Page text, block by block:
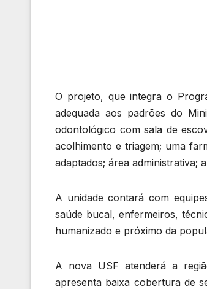
O projeto, que integra o
adequada aos padrões do
odontológico com sala de
acolhimento e triagem; uma
adaptados; área administrativa;
A unidade contará com
saúde bucal, enfermeiros,
humanizado e próximo da
A nova USF atenderá a
apresenta baixa cobertura de